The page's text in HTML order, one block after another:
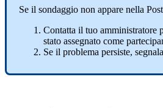
Se il sondaggio non appare nella
Contatta il tuo amministratore
stato assegnato come
Se il problema persiste,